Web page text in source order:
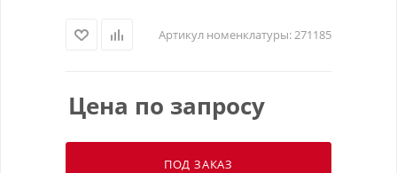
Артикул номенклатуры:271185
Цена по запросу
ПОД ЗАКАЗ